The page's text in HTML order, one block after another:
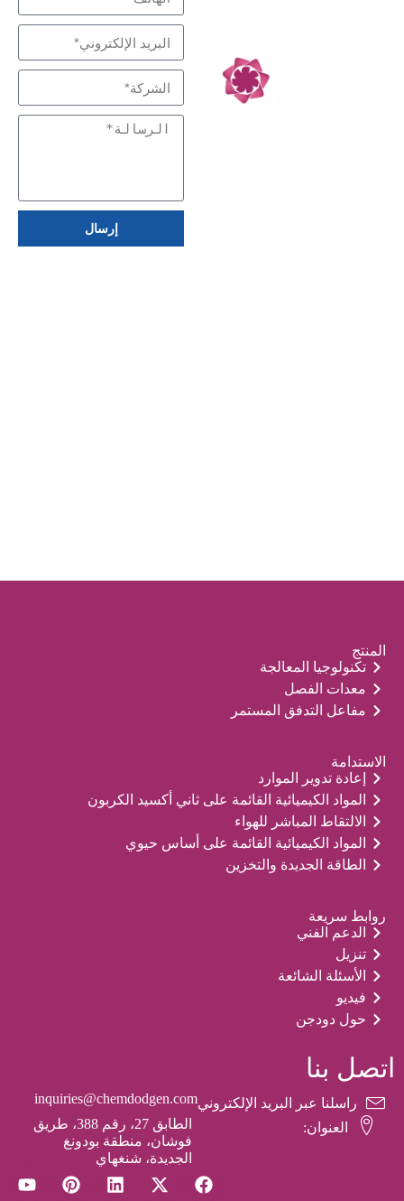
إرسال
المنتج
تكنولوجيا المعالجة
معدات الفصل
مفاعل التدفق المستمر
الاستدامة
إعادة تدوير الموارد
المواد الكيميائية القائمة على ثاني أكسيد الكربون
الالتقاط المباشر للهواء
المواد الكيميائية القائمة على أساس حيوي
الطاقة الجديدة والتخزين
روابط سريعة
الدعم الفني
تنزيل
الأسئلة الشائعة
فيديو
حول دودجن
اتصل بنا
راسلنا عبر البريد الإلكترونيinquiries@chemdodgen.com
العنوان:
الطابق 27، رقم 388، طريق
فوشان، منطقة بودونغ
الجديدة، شنغهاي